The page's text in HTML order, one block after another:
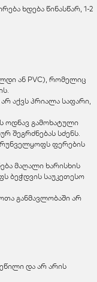
ხდება წინასწარ, 1-2
ან PVC), რომელიც
აქვს პრიალა საფარი,
ოდნავ გამოხატული
შეგრძნებას სძენს.
ფერების
მაღალი ხარისხის
ბეჭდვის საუკეთესო
განმავლობაში არ
და არ არის